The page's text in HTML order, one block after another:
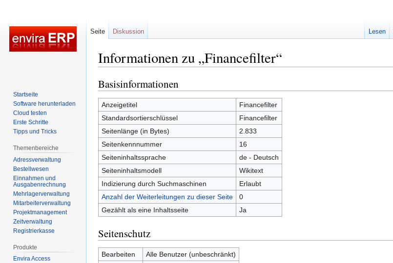
Informationen zu „Financefilter“
Zur
Navigation
springen
Zur
Suche
springen
Basisinformationen
Anzeigetitel
Financefilter
Standardsortierschlüssel
Financefilter
Seitenlänge (in Bytes)
2.833
Seitenkennnummer
16
Seiteninhaltssprache
de - Deutsch
Seiteninhaltsmodell
Wikitext
Indizierung durch Suchmaschinen
Erlaubt
Anzahl der Weiterleitungen zu dieser Seite
0
Gezählt als eine Inhaltsseite
Ja
Seitenschutz
Bearbeiten
Alle Benutzer (unbeschränkt)
Seite Diskussion Lesen
Startseite
Software herunterladen
Cloud testen
Erste Schritte
Tipps und Tricks
Themenbereiche
Adressverwaltung
Bestellwesen
Einnahmen und
Ausgabenrechnung
Mehrlagerverwaltung
Mitarbeiterverwaltung
Projektmanagement
Zeitverwaltung
Registrierkasse
Produkte
Envira Access